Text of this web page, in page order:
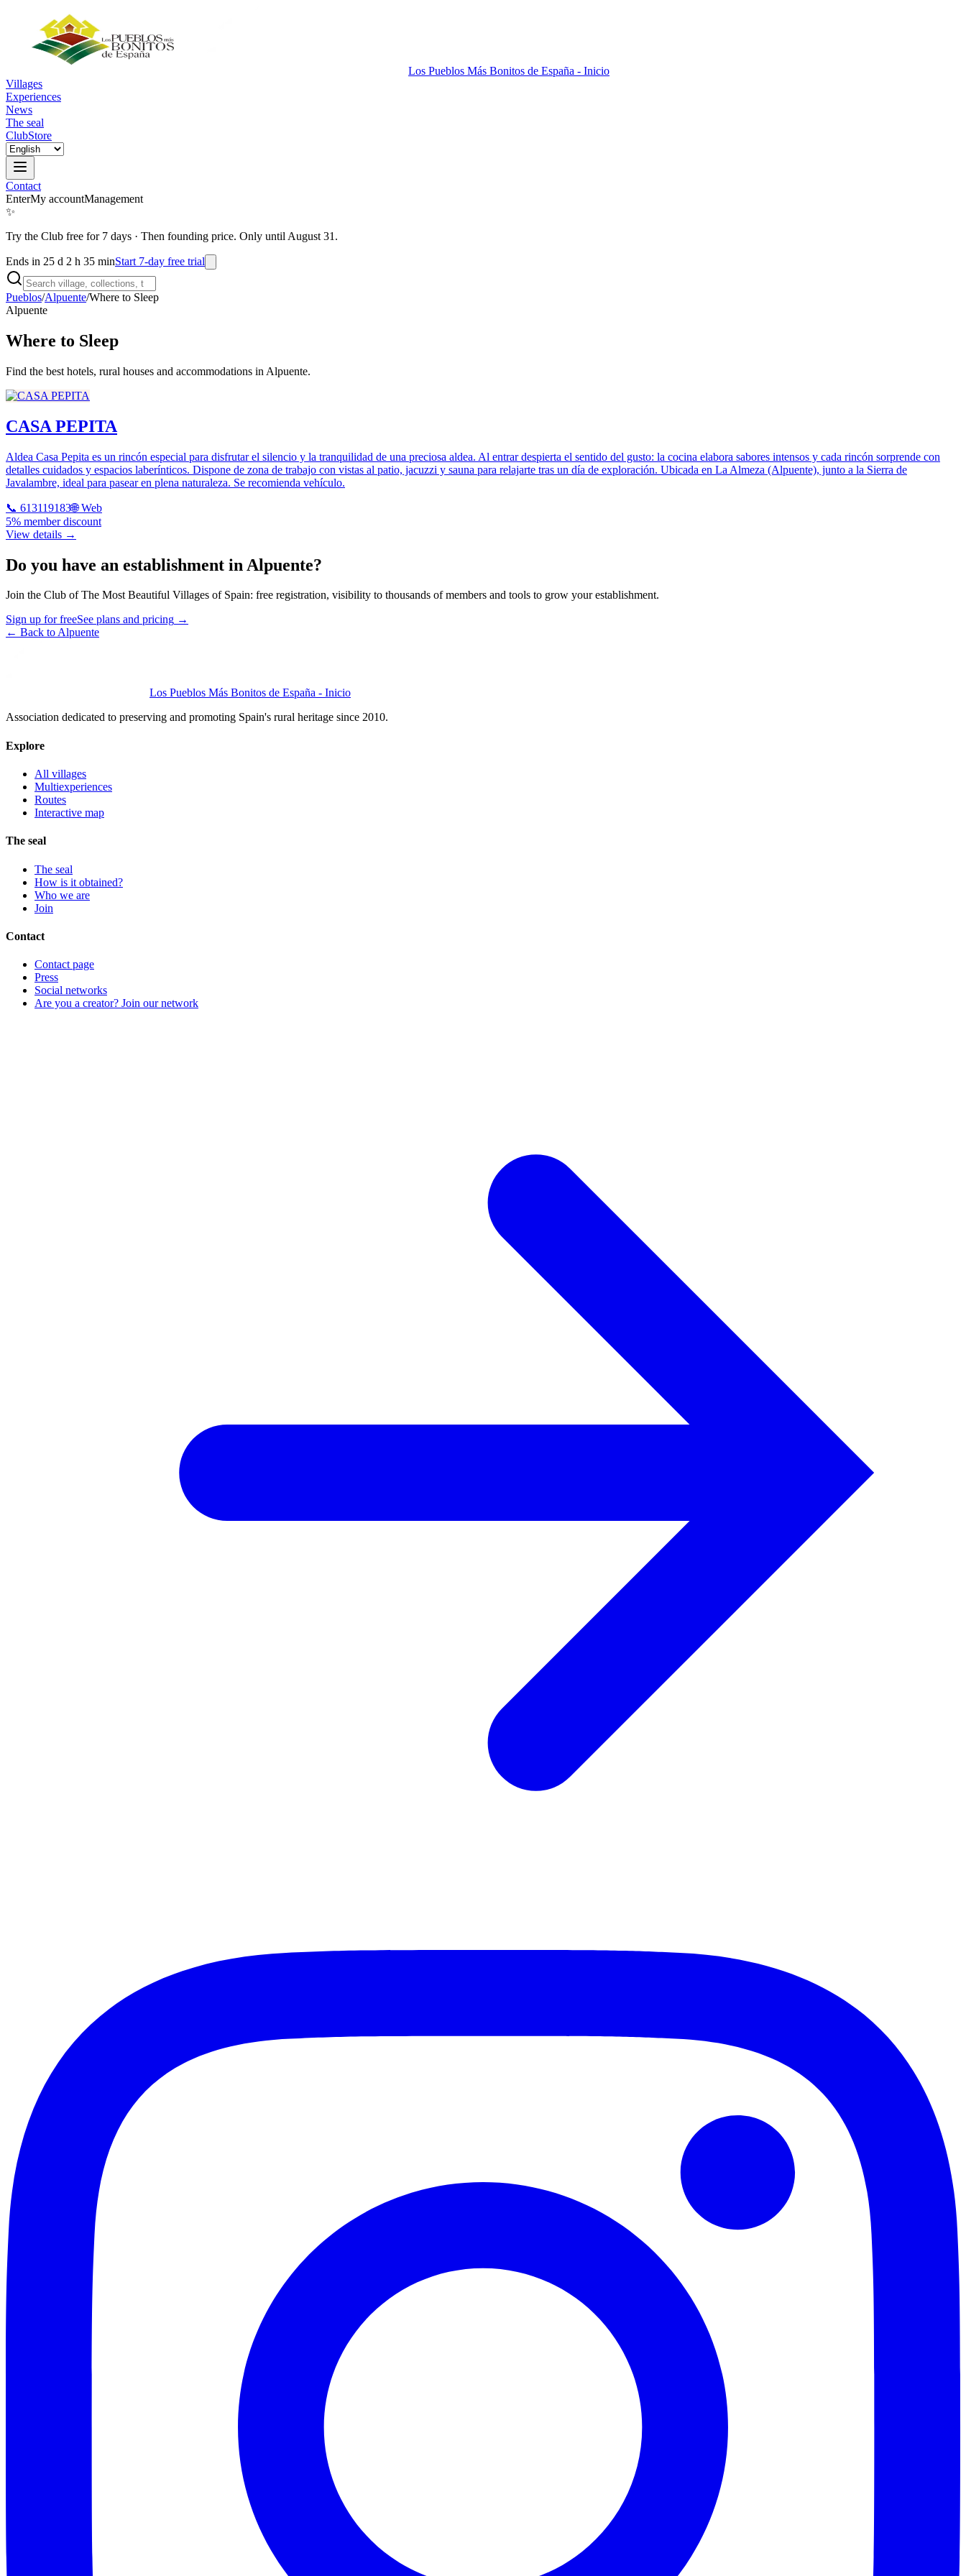
Los Pueblos Más Bonitos de España - Inicio
Villages
Experiences
News
The seal
ClubStore
Contact
EnterMy accountManagement
✨
Try the Club free for 7 days · Then founding price. Only until August 31.
Ends in 25 d 2 h 35 minStart 7-day free trial
Pueblos/Alpuente/Where to Sleep
Alpuente
Where to Sleep
Find the best hotels, rural houses and accommodations in Alpuente.
CASA PEPITA
Aldea Casa Pepita es un rincón especial para disfrutar el silencio y la tranquilidad de una preciosa aldea. Al entrar despierta el sentido del gusto: la cocina elabora sabores intensos y cada rincón sorprende con
detalles cuidados y espacios laberínticos. Dispone de zona de trabajo con vistas al patio, jacuzzi y sauna para relajarte tras un día de exploración. Ubicada en La Almeza (Alpuente), junto a la Sierra de
Javalambre, ideal para pasear en plena naturaleza. Se recomienda vehículo.
📞 613119183🌐 Web
5% member discount
View details →
Do you have an establishment in Alpuente?
Join the Club of The Most Beautiful Villages of Spain: free registration, visibility to thousands of members and tools to grow your establishment.
Sign up for freeSee plans and pricing →
← Back to Alpuente
Los Pueblos Más Bonitos de España - Inicio
Association dedicated to preserving and promoting Spain's rural heritage since 2010.
Explore
All villages
Multiexperiences
Routes
Interactive map
The seal
The seal
How is it obtained?
Who we are
Join
Contact
Contact page
Press
Social networks
Are you a creator? Join our network